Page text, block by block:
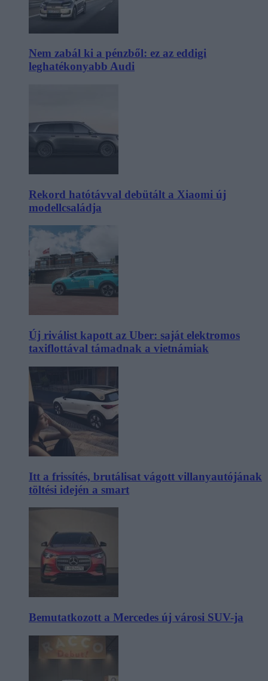
Nem zabál ki a pénzből: ez az eddigi
leghatékonyabb Audi
Rekord hatótávval debütált a Xiaomi új
modellcsaládja
Új riválist kapott az Uber: saját elektromos
taxiflottával támadnak a vietnámiak
Itt a frissítés, brutálisat vágott villanyautójának
töltési idején a smart
Bemutatkozott a Mercedes új városi SUV-ja